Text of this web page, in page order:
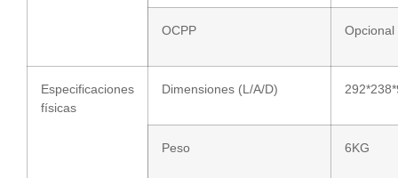
OCPP Opcional
Especificaciones
físicas
Dimensiones (L/A/D)
Peso 6KG